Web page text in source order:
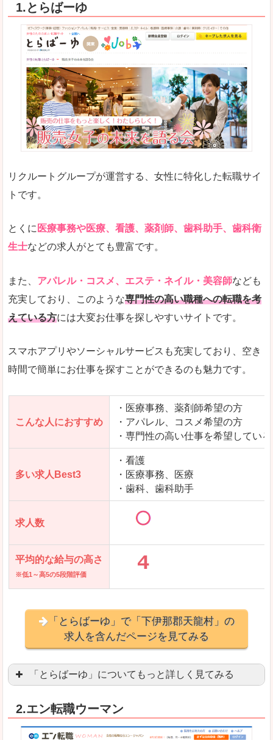
1.とらばーゆ
リクルートグループが運営する、女性に特化した転職サイ
トです。
とくに 医療事務や医療、看護、薬剤師、歯科助手、歯科衛
生士などの求人がとても豊富です。
また、 アパレル・コスメ、エステ・ネイル・美容師なども
充実しており、このような専門性の高い職種への転職を考
えている方には大変お仕事を探しやすいサイトです。
スマホアプリやソーシャルサービスも充実しており、空き
時間で簡単にお仕事を探すことができるのも魅力です。
こんな人におすすめ
・医療事務、薬剤師希望の方
・アパレル、コスメ希望の方
・専門性の高い仕事を希望してい
多い求人Best3
・看護
・医療事務、医療
・歯科、歯科助手
求人数
平均的な給与の高さ
※低1～高5の5段階評価
「とらばーゆ」で「下伊那郡天龍村」の
求人を含んだページを見てみる
「とらばーゆ」についてもっと詳しく見てみる
良いところ
スマホアプリやソーシャルアカウントが充実して
2.エン転職ウーマン